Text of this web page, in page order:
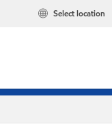
Select location